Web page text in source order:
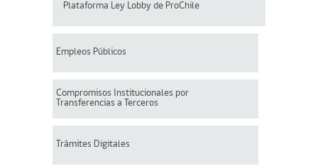
Plataforma Ley Lobby de ProChile
Empleos Públicos
Compromisos Institucionales por
Transferencias a Terceros
Trámites Digitales